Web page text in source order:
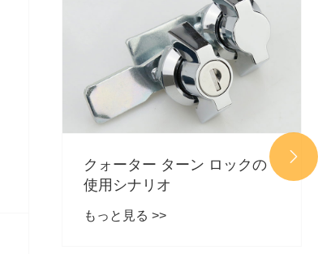
クォーター ターン ロックの
使用シナリオ
もっと見る >>
